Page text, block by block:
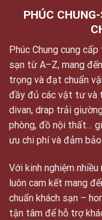
PHÚC
Phúc Chung cung
sạn từ A–Z, mang
trọng và đạt chuẩn
đầy đủ các vật tư và
divan, drap trải
phòng, đồ nội thất…
ưu chi phí và đảm
Với kinh nghiệm
luôn cam kết mang
chuẩn khách sạn –
tận tâm để hỗ trợ